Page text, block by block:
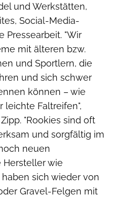
und Werkstätten,
Social-Media-
Pressearbeit. "Wir
mit älteren bzw.
und Sportlern, die
und sich schwer
können – wie
leichte Faltreifen",
"Rookies sind oft
und sorgfältig im
neuen
Hersteller wie
sich wieder von
Gravel-Felgen mit